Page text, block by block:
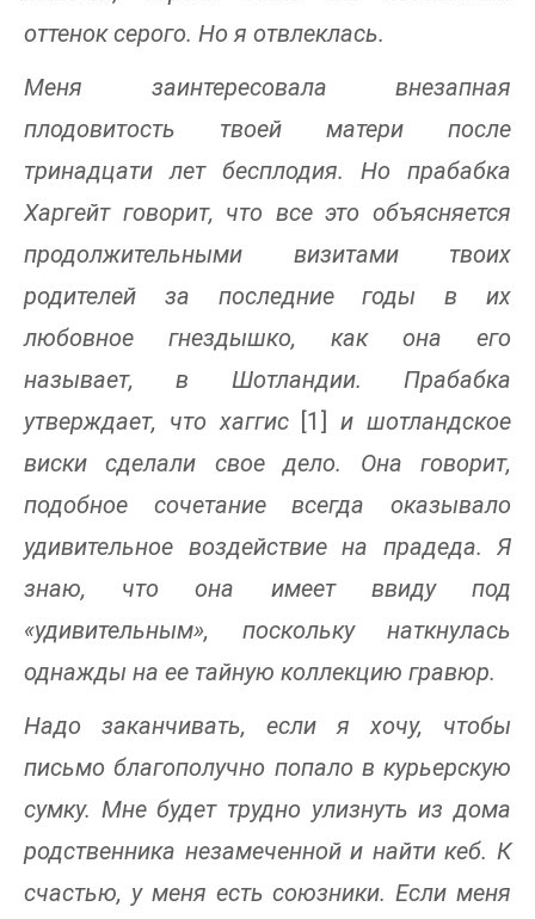
оттенок серого. Но я отвлеклась.
Меня заинтересовала внезапная
плодовитость твоей матери после
тринадцати лет бесплодия. Но прабабка
Харгейт говорит, что все это объясняется
продолжительными визитами твоих
родителей за последние годы в их
любовное гнездышко, как она его
называет, в Шотландии. Прабабка
утверждает, что хаггис[1]и шотландское
виски сделали свое дело. Она говорит,
подобное сочетание всегда оказывало
удивительное воздействие на прадеда. Я
знаю, что она имеет ввиду под
«удивительным», поскольку наткнулась
однажды на ее тайную коллекцию гравюр.
Надо заканчивать, если я хочу, чтобы
письмо благополучно попало в курьерскую
сумку. Мне будет трудно улизнуть из дома
родственника незамеченной и найти кеб. К
счастью, у меня есть союзники. Если меня